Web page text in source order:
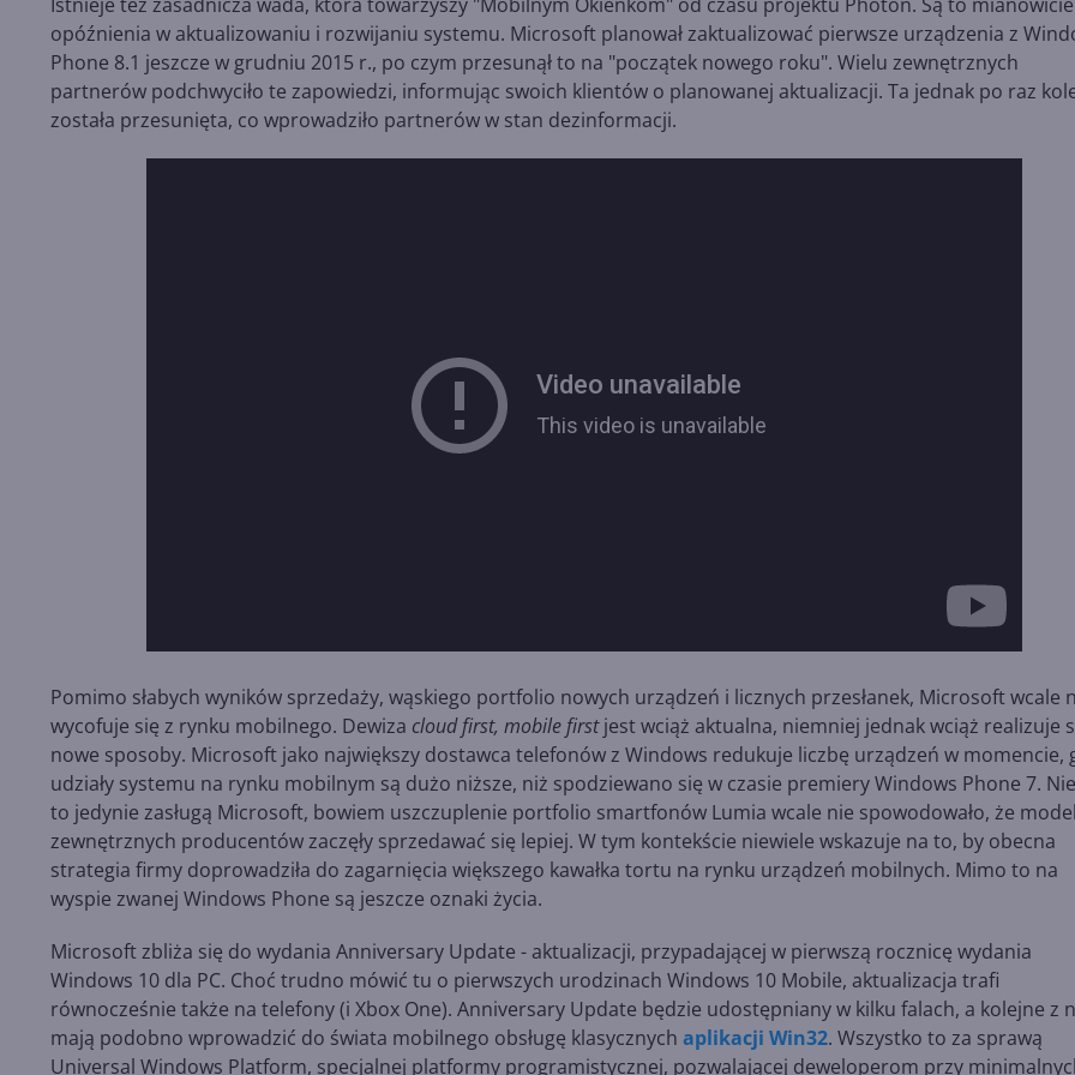
opóźnienia w aktualizowaniu i rozwijaniu systemu. Microsoft planował zaktualizować pierwsze urządzenia z
Phone 8.1 jeszcze w grudniu 2015 r., po czym przesunął to na "początek nowego roku". Wielu zewnętrznych
partnerów podchwyciło te zapowiedzi, informując swoich klientów o planowanej aktualizacji. Ta jednak po raz
została przesunięta, co wprowadziło partnerów w stan dezinformacji.
Pomimo słabych wyników sprzedaży, wąskiego portfolio nowych urządzeń i licznych przesłanek, Microsoft wcale
wycofuje się z rynku mobilnego. Dewiza cloud first, mobile firstjest wciąż aktualna, niemniej jednak wciąż realizuje
nowe sposoby. Microsoft jako największy dostawca telefonów z Windows redukuje liczbę urządzeń w momencie,
udziały systemu na rynku mobilnym są dużo niższe, niż spodziewano się w czasie premiery Windows Phone 7.
to jedynie zasługą Microsoft, bowiem uszczuplenie portfolio smartfonów Lumia wcale nie spowodowało, że
zewnętrznych producentów zaczęły sprzedawać się lepiej. W tym kontekście niewiele wskazuje na to, by obecna
strategia firmy doprowadziła do zagarnięcia większego kawałka tortu na rynku urządzeń mobilnych. Mimo to na
wyspie zwanej Windows Phone są jeszcze oznaki życia.
Microsoft zbliża się do wydania Anniversary Update - aktualizacji, przypadającej w pierwszą rocznicę wydania
Windows 10 dla PC. Choć trudno mówić tu o pierwszych urodzinach Windows 10 Mobile, aktualizacja trafi
równocześnie także na telefony (i Xbox One). Anniversary Update będzie udostępniany w kilku falach, a kolejne z
mają podobno wprowadzić do świata mobilnego obsługę klasycznych aplikacji Win32. Wszystko to za sprawą
Universal Windows Platform, specjalnej platformy programistycznej, pozwalającej deweloperom przy